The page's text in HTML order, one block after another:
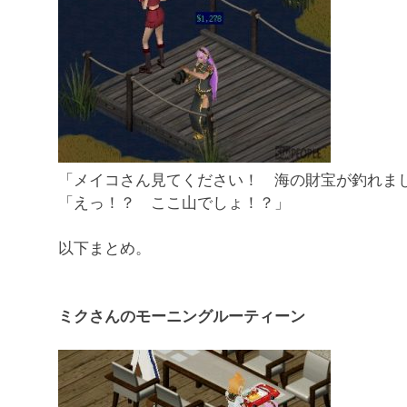
「メイコさん見てください！ 海の財宝が釣れま
「えっ！？ ここ山でしょ！？」
以下まとめ。
ミクさんのモーニングルーティーン